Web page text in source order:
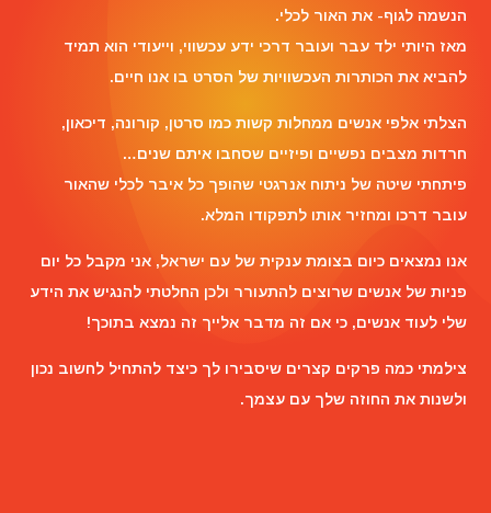
הנשמה לגוף- את האור לכלי.
מאז היותי ילד עבר ועובר דרכי ידע עכשווי, וייעודי הוא תמיד
להביא את הכותרות העכשוויות של הסרט בו אנו חיים.
הצלתי אלפי אנשים ממחלות קשות כמו סרטן, קורונה, דיכאון,
חרדות מצבים נפשיים ופיזיים שסחבו איתם שנים…
פיתחתי שיטה של ניתוח אנרגטי שהופך כל איבר לכלי שהאור
עובר דרכו ומחזיר אותו לתפקודו המלא.
אנו נמצאים כיום בצומת ענקית של עם ישראל, אני מקבל כל יום
פניות של אנשים שרוצים להתעורר ולכן החלטתי להנגיש את הידע
שלי לעוד אנשים, כי אם זה מדבר אלייך זה נמצא בתוכך!
צילמתי כמה פרקים קצרים שיסבירו לך כיצד להתחיל לחשוב נכון
ולשנות את החוזה שלך עם עצמך.